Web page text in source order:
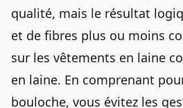
qualité, mais le résultat
et de fibres plus ou moins
sur les vêtements en laine
en laine. En comprenant
bouloche, vous évitez les